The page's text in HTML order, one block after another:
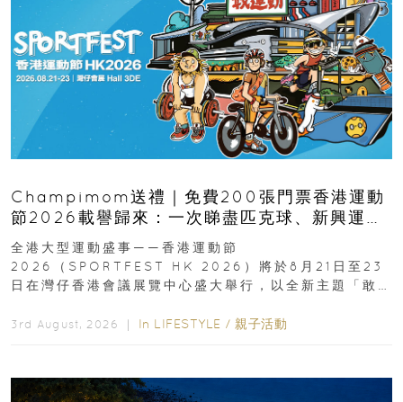
Champimom送禮｜免費200張門票香港運動
節2026載譽歸來：一次睇盡匹克球、新興運
動、街舞比賽＋逾百運動品牌展覽
全港大型運動盛事——香港運動節
2026（SPORTFEST HK 2026）將於8月21日至23
日在灣仔香港會議展覽中心盛大舉行，以全新主題「敢
3rd August, 2026 ｜ In LIFESTYLE / 親子活動